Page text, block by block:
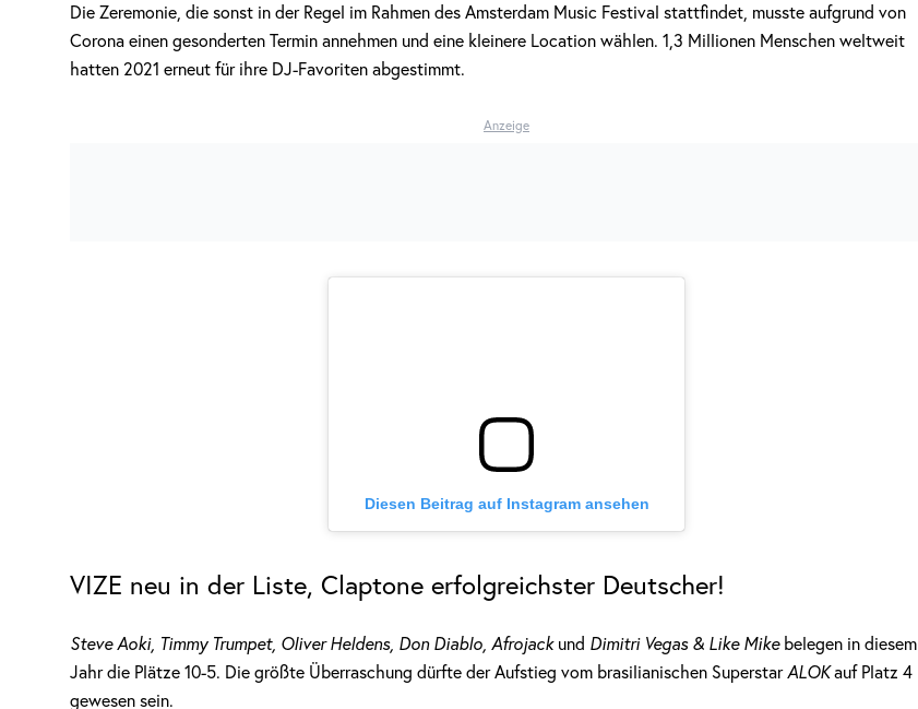
Die Zeremonie, die sonst in der Regel im Rahmen des Amsterdam Music Festival stattfindet, musste aufgrund von
Corona einen gesonderten Termin annehmen und eine kleinere Location wählen. 1,3 Millionen Menschen weltweit
hatten 2021 erneut für ihre DJ-Favoriten abgestimmt.
Anzeige
Diesen Beitrag auf Instagram ansehen
VIZE neu in der Liste, Claptone erfolgreichster Deutscher!
Steve Aoki, Timmy Trumpet, Oliver Heldens, Don Diablo, Afrojackund Dimitri Vegas & Like Mikebelegen in diesem
Jahr die Plätze 10-5. Die größte Überraschung dürfte der Aufstieg vom brasilianischen SuperstarALOKauf Platz 4
gewesen sein.